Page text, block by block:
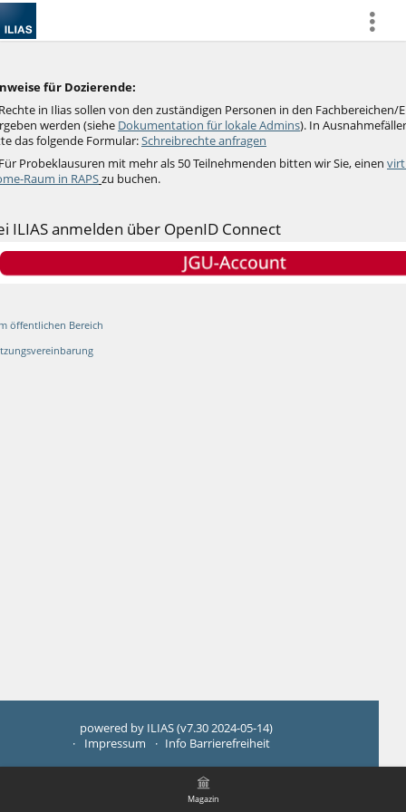
more
Magazin
für Dozierende:
in Ilias sollen von den zuständigen Personen in den Fachbereichen/
werden (siehe Dokumentation für lokale Admins). In
das folgende Formular:Schreibrechte anfragen
Probeklausuren mit mehr als 50 Teilnehmenden bitten wir Sie, einen
Raum in RAPSzu buchen.
ILIAS anmelden über OpenID Connect
öffentlichen Bereich
powered by ILIAS (v7.30 2024-05-14)
Impressum
Info Barrierefreiheit